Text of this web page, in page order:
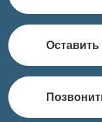
Оставить